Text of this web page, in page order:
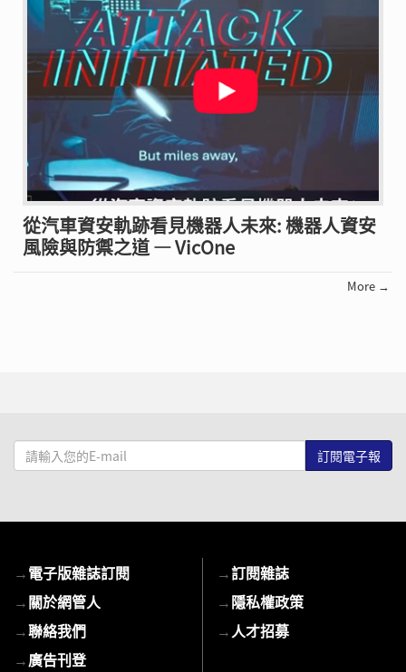
從汽車資安軌跡看見機器人未來: 機器人資安
風險與防禦之道 — VicOne
More →
請
輸
mail
→電子版雜誌訂閱
→關於網管人
→聯絡我們
→廣告刊登
→訂閱雜誌
→隱私權政策
→人才招募